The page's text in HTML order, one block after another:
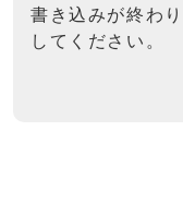
書き込みが終わ
してください。